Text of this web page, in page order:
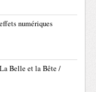
numériques
La Belle et la Bête /